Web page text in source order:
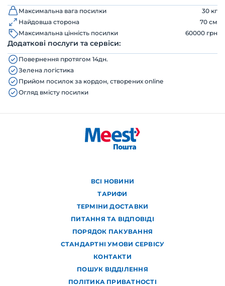
Максимальна вага посилки
30 кг
Найдовша сторона
70 см
Максимальна цінність посилки
60000 грн
Додаткові послуги та сервіси:
Повернення протягом 14дн.
Зелена логістика
Прийом посилок за кордон, створених online
Огляд вмісту посилки
ВСІ НОВИНИ
ТАРИФИ
ТЕРМІНИ ДОСТАВКИ
ПИТАННЯ ТА ВІДПОВІДІ
ПОРЯДОК ПАКУВАННЯ
СТАНДАРТНІ УМОВИ СЕРВІСУ
КОНТАКТИ
ПОШУК ВІДДІЛЕННЯ
ПОЛІТИКА ПРИВАТНОСТІ